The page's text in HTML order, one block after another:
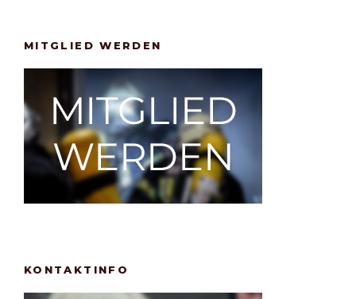
MITGLIED WERDEN
KONTAKTINFO